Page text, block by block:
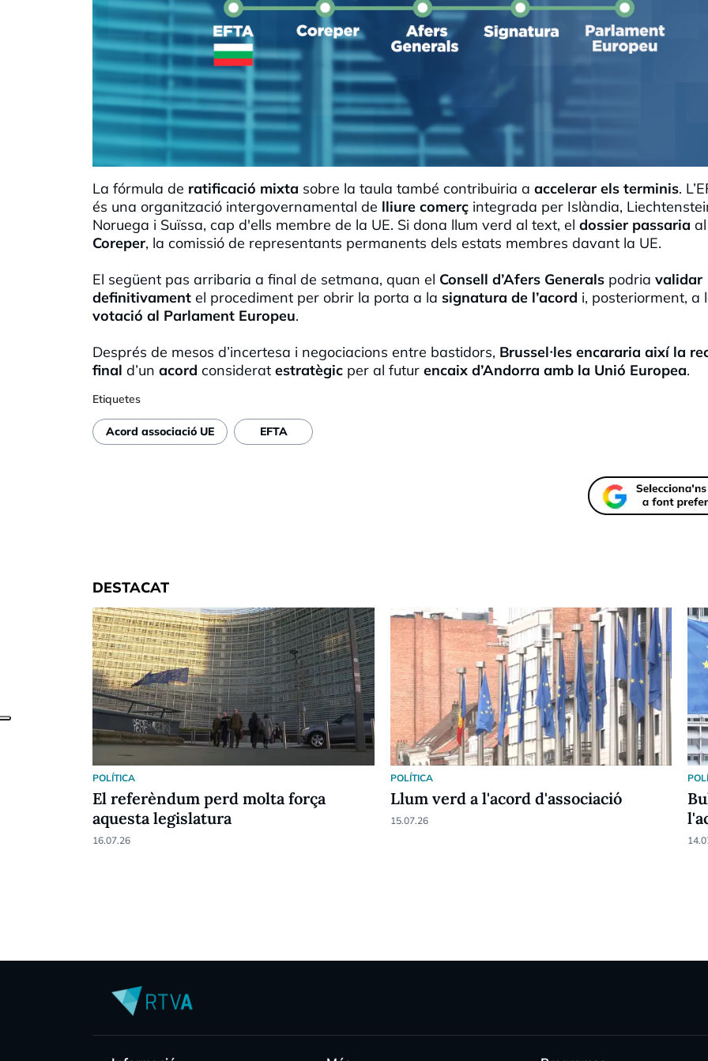
La fórmula de ratificació mixta sobre la taula també contribuiria a accelerar els terminis.
és una organització intergovernamental de lliure comerç integrada per Islàndia,
Noruega i Suïssa, cap d'ells membre de la UE. Si dona llum verd al text, el dossier passaria al
Coreper, la comissió de representants permanents dels estats membres davant la UE.
El següent pas arribaria a final de setmana, quan el Consell d’Afers Generals podria validar
definitivament el procediment per obrir la porta a la signatura de l’acord i, posteriorment, a
votació al Parlament Europeu.
Després de mesos d’incertesa i negociacions entre bastidors, Brussel·les encararia així la
final d’un acord considerat estratègic per al futur encaix d’Andorra amb la Unió Europea.
Etiquetes
Acord associació UE EFTA
DESTACAT
POLÍTICA
El referèndum perd molta força
aquesta legislatura
16.07.26
POLÍTICA
Llum verd a l'acord d'associació
15.07.26